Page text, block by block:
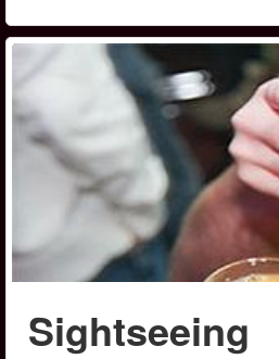
Sightseeing